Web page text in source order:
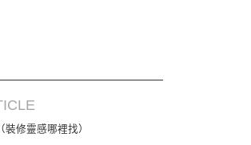
修靈感哪裡找）